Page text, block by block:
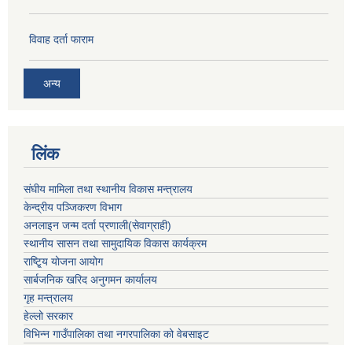
विवाह दर्ता फाराम
अन्य
लिंक
संघीय मामिला तथा स्थानीय विकास मन्त्रालय
केन्द्रीय पञ्जिकरण विभाग
अनलाइन जन्म दर्ता प्रणाली(सेवाग्राही)
स्थानीय सासन तथा सामुदायिक विकास कार्यक्रम
राष्टि्ृय योजना आयोग
सार्बजनिक खरिद अनुगमन कार्यालय
गृह मन्त्रालय
हेल्लो सरकार
विभिन्न गाउँपालिका तथा नगरपालिका को वेबसाइट